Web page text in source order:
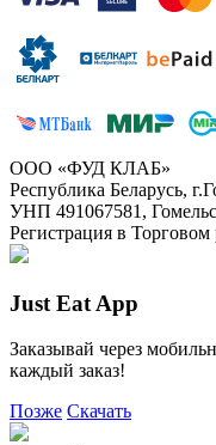
ООО «ФУД КЛАБ»
Республика Беларусь,
УНП 491067581,
Регистрация в Торговом
Just Eat App
Заказывай через
каждый заказ!
Позже Скачать